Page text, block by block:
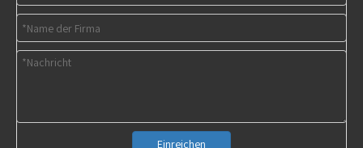
Einreichen